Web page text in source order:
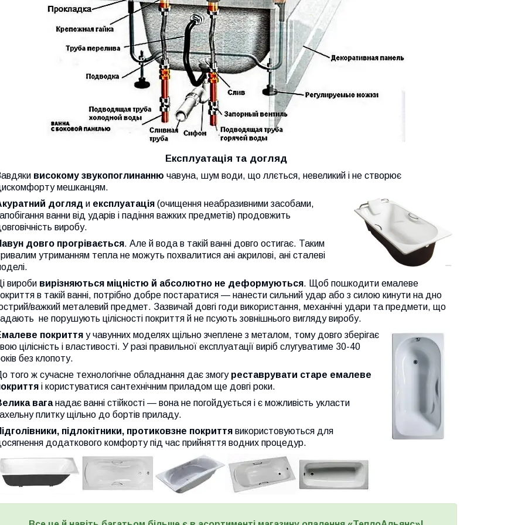
Експлуатація та догляд
високому звукопоглинанню чавуна, шум води, що ллється, невеликий і не створює
мешканцям.
догляд и експлуатація (очищення неабразивними засобами,
ванни від ударів і падіння важких предметів) продовжить
виробу.
довго прогрівається. Але й вода в такій ванні довго остигає. Таким
утриманням тепла не можуть похвалитися ані акрилові, ані сталеві
вироби вирізняються міцністю й абсолютно не деформуються. Щоб пошкодити емалеве
в такій ванні, потрібно добре постаратися — нанести сильний удар або з силою кинути на дно
важкий металевий предмет. Зазвичай довгі годи використання, механічні удари та предмети, що
не порушують цілісності покриття й не псують зовнішнього вигляду виробу.
покриття у чавунних моделях щільно зчеплене з металом, тому довго зберігає
цілісність і властивості. У разі правильної експлуатації виріб слугуватиме 30-40
без клопоту.
того ж сучасне технологічне обладнання дає змогу реставрувати старе емалеве
і користуватися сантехнічним приладом ще довгі роки.
ваганадає ванні стійкості — вона не погойдується і є можливість укласти
плитку щільно до бортів приладу.
підлокітники, протиковзне покриття використовуються для
додаткового комфорту під час прийняття водних процедур.